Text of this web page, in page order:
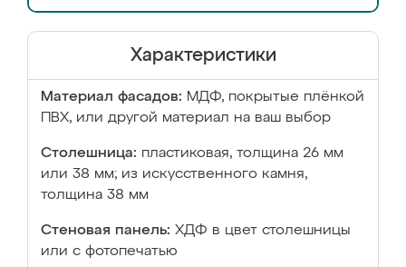
Характеристики
Материал фасадов: МДФ, покрытые плёнкой
ПВХ, или другой материал на ваш выбор
Столешница: пластиковая, толщина 26 мм
или 38 мм; из искусственного камня,
толщина 38 мм
Стеновая панель: ХДФ в цвет столешницы
или с фотопечатью